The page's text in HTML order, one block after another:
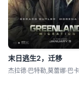
末日逃生2，迁移
杰拉德·巴特勒,莫蕾娜·巴